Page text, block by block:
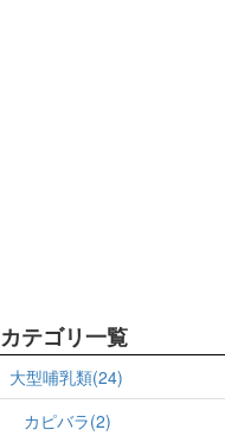
カテゴリ一覧
大型哺乳類(24)
カピバラ(2)